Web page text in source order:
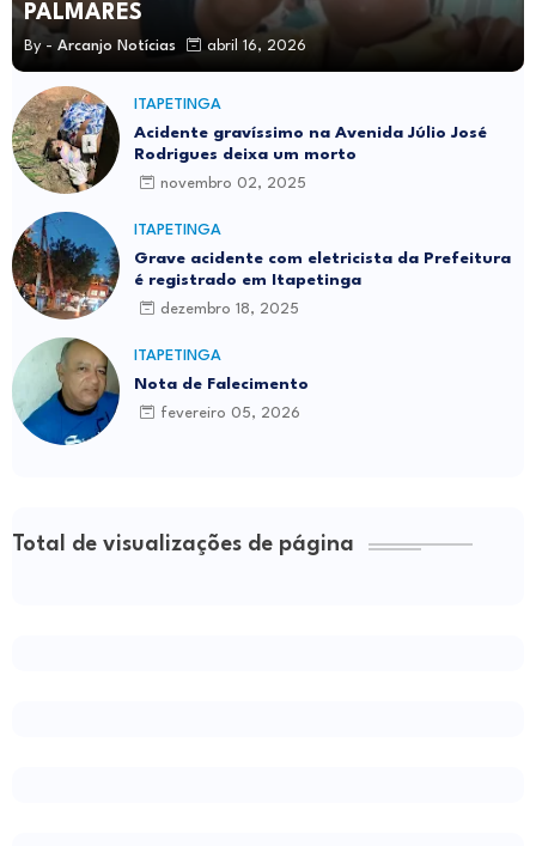
PALMARES
By - Arcanjo Notícias abril 16, 2026
ITAPETINGA
Acidente gravíssimo na Avenida Júlio José
Rodrigues deixa um morto
novembro 02, 2025
ITAPETINGA
Grave acidente com eletricista da Prefeitura
é registrado em Itapetinga
dezembro 18, 2025
ITAPETINGA
Nota de Falecimento
fevereiro 05, 2026
Total de visualizações de página